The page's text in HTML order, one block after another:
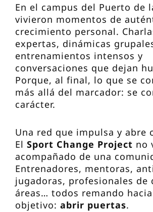
En el campus del Puerto de
vivieron momentos de
crecimiento personal.
expertas, dinámicas
entrenamientos intensos y
conversaciones que dejan
Porque, al final, lo que se
más allá del marcador: se
carácter.
Una red que impulsa y abre
El Sport Change Project no
acompañado de una
Entrenadores, mentoras,
jugadoras, profesionales de
áreas… todos remando
objetivo: abrir puertas.